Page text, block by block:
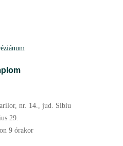
nr. 14., jud. Sibiu
29.
9 órakor